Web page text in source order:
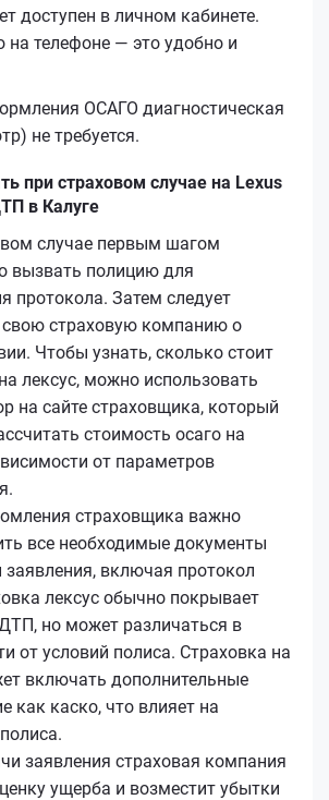
доступен в личном кабинете.
на телефоне — это удобно и
ОСАГО диагностическая
не требуется.
при страховом случае на Lexus
в Калуге
случае первым шагом
вызвать полицию для
протокола. Затем следует
страховую компанию о
Чтобы узнать, сколько стоит
лексус, можно использовать
на сайте страховщика, который
стоимость осаго на
от параметров
страховщика важно
все необходимые документы
заявления, включая протокол
лексус обычно покрывает
но может различаться в
от условий полиса. Страховка на
включать дополнительные
как каско, что влияет на
заявления страховая компания
ущерба и возместит убытки